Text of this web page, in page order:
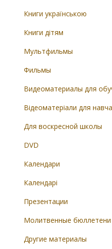
Книги українською
Книги дітям
Мультфильмы
Фильмы
Видеоматериалы для
Відеоматеріали для
Для воскресной школы
DVD
Календари
Календарі
Презентации
Молитвенные бюллетени
Другие материалы